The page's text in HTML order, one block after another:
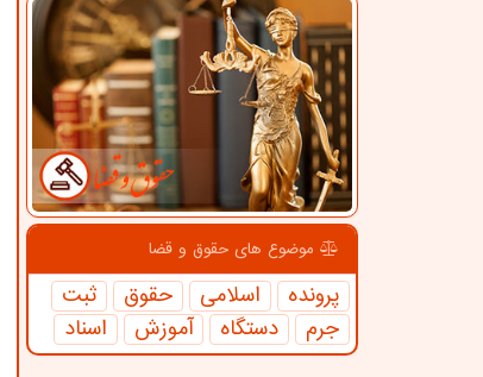
موضوع های حقوق و قضا
پرونده اسلامی حقوق
ثبت
جرم
دستگاه آموزش اسناد